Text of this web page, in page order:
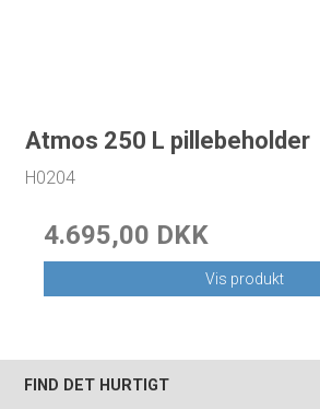
Atmos 250 L pillebeholder
H0204
4.695,00 DKK
Vis produkt
FIND DET HURTIGT